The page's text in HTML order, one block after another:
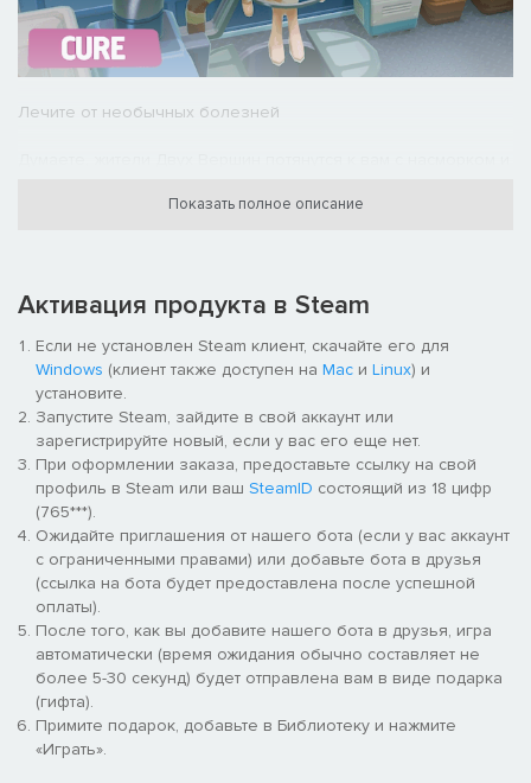
Лечите от необычных болезней
недугами — от злокачественного просветита до кубизма —
Диагностируйте заболевания, оборудуйте кабинеты всем
квалифицированных сотрудников — и готовьтесь к наплыву
пациентов, ведь болезнь не приходит одна! Долго ли вы
будете смотреть на светлую сторону жизни, если у пациентов
сплошная серость?
Победив заболевание, исследуйте более эффективные
методы лечения и разрабатывайте новые аппараты, чтобы
машина здравоохранения ни на секунду не останавливалась.
Большое больничное будущее
Окружная больница — только начало.
Показать полное описание
Активация продукта в Steam
Если не установлен Steam клиент, скачайте его для
Windows (клиент также доступен на Mac и Linux) и
установите.
Запустите Steam, зайдите в свой аккаунт или
зарегистрируйте новый, если у вас его еще нет.
При оформлении заказа, предоставьте ссылку на свой
профиль в Steam или ваш SteamID состоящий из 18 цифр
(765***).
Ожидайте приглашения от нашего бота (если у вас аккаунт
с ограниченными правами) или добавьте бота в друзья
(ссылка на бота будет предоставлена после успешной
оплаты).
После того, как вы добавите нашего бота в друзья, игра
автоматически (время ожидания обычно составляет не
более 5-30 секунд) будет отправлена вам в виде подарка
(гифта).
Примите подарок, добавьте в Библиотеку и нажмите
«Играть».